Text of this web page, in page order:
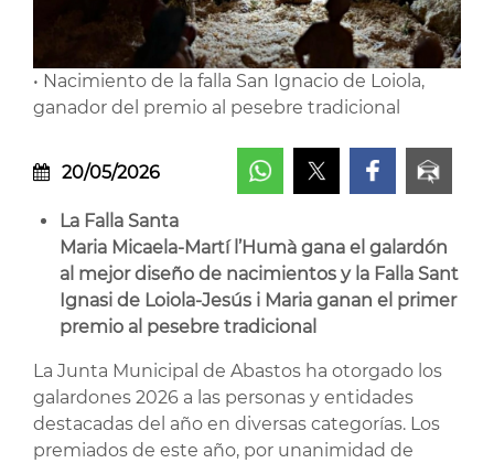
• Nacimiento de la falla San Ignacio de Loiola,
ganador del premio al pesebre tradicional
20/05/2026
La Falla Santa
Maria Micaela-Martí l’Humà gana el galardón
al mejor diseño de nacimientos y la Falla Sant
Ignasi de Loiola-Jesús i Maria ganan el primer
premio al pesebre tradicional
La Junta Municipal de Abastos ha otorgado los
galardones 2026 a las personas y entidades
destacadas del año en diversas categorías. Los
premiados de este año, por unanimidad de